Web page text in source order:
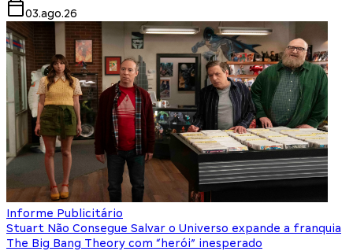
03.ago.26
Informe Publicitário
Stuart Não Consegue Salvar o Universo expande a franquia
The Big Bang Theory com “herói” inesperado